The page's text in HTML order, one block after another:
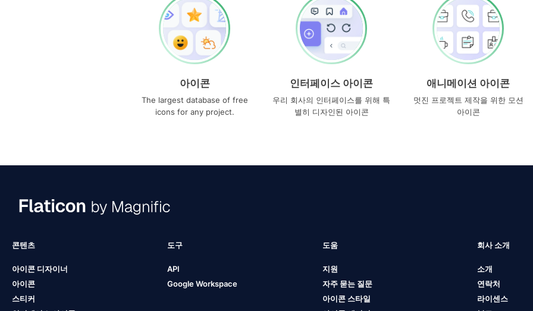
아이콘
The largest database of free
icons for any project.
인터페이스 아이콘
우리 회사의 인터페이스를 위해 특
별히 디자인된 아이콘
애니메이션 아이콘
멋진 프로젝트 제작을 위한 모션
아이콘
콘텐츠
아이콘 디자이너
아이콘
스티커
도구
API
Google Workspace
도움
지원
자주 묻는 질문
아이콘 스타일
회사 소개
소개
연락처
라이센스